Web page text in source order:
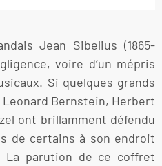
Jean Sibelius (1865-
voire d’un mépris
Si quelques grands
Bernstein, Herbert
ont brillamment défendu
de certains à son endroit
La parution de ce coffret